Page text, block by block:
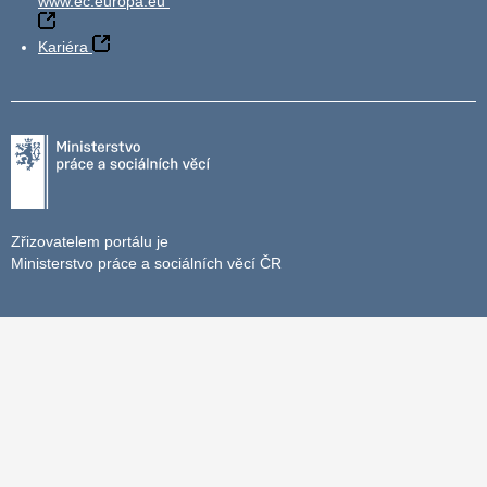
Kariéra
Zřizovatelem portálu je
Ministerstvo práce a sociálních věcí ČR